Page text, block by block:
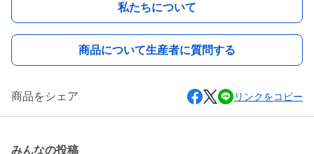
私たちについて
商品について生産者に質問する
商品をシェア リンクをコピー
みんなの投稿